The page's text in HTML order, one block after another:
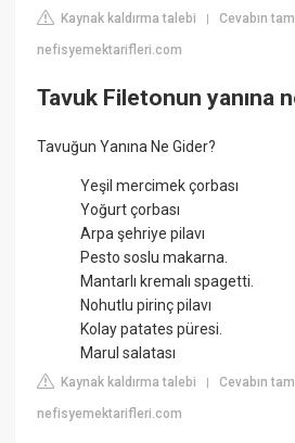
Kaynak kaldırma talebi |Cevabın
nefisyemektarifleri.com
Tavuk Filetonun yanına
Tavuğun Yanına Ne Gider?
Yeşil mercimek çorbası
Yoğurt çorbası
Arpa şehriye pilavı
Pesto soslu makarna.
Mantarlı kremalı spagetti.
Nohutlu pirinç pilavı
Kolay patates püresi.
Marul salatası
Kaynak kaldırma talebi |Cevabın
nefisyemektarifleri.com